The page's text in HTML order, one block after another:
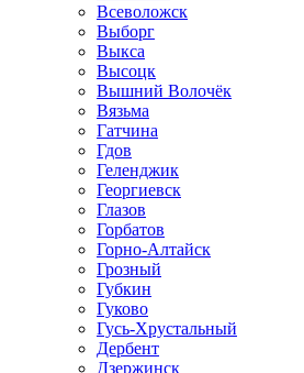
Всеволожск
Выборг
Выкса
Высоцк
Вышний Волочёк
Вязьма
Гатчина
Гдов
Геленджик
Георгиевск
Глазов
Горбатов
Горно-Алтайск
Грозный
Губкин
Гуково
Гусь-Хрустальный
Дербент
Дзержинск